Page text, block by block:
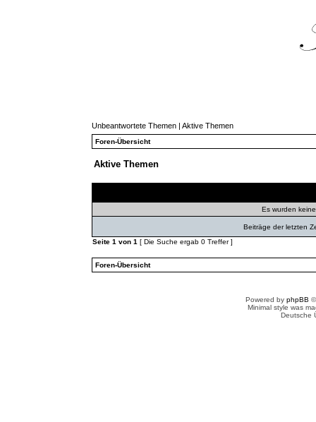
Unbeantwortete Themen | Aktive Themen
Foren-Übersicht
Aktive Themen
Es wurden
Beiträge der letzten
Seite 1 von 1 [ Die Suche ergab 0 Treffer ]
Foren-Übersicht
Powered by phpBB
Minimal style was
Deutsche